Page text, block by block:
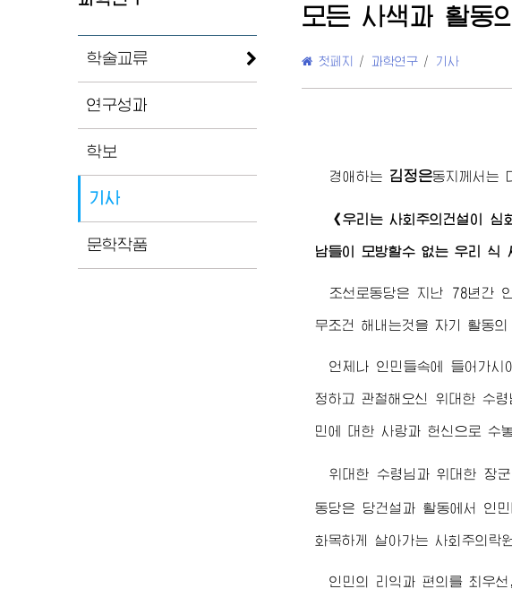
학술교류
연구성과
학보
기사
문학작품
모든 사색과 활동
첫페지 / 과학연구 / 기사
경애하는 김정은동지께서 는
《우리는 사회주의건설이
남들이 모방할수 없는 우리 식
조선로동당은 지난 78년간
무조건 해내는것을 자기 활동
언제나 인민들속에 들어가
정하고 관철해오신 위대한 수령
민에 대한 사랑과 헌신으로 수
위대한 수령님 과위대한 장군
동당은 당건설과 활동에서 인
화목하게 살아가는 사회주의락
인민의 리익과 편의를 최우